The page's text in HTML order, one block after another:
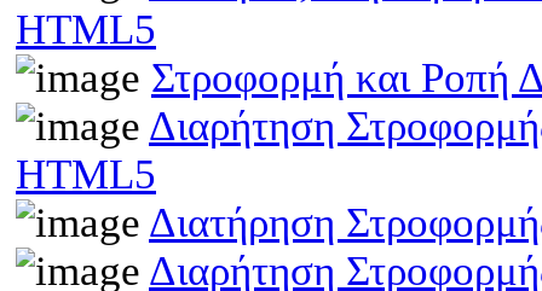
HTML5
Στροφορμή και Ροπή
Διαρήτηση
HTML5
Διατήρηση
Διαρήτηση